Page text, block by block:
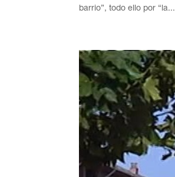
barrio”, todo ello por “la...